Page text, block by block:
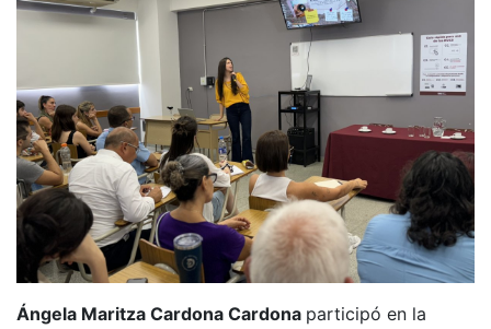
Ángela Maritza Cardona Cardona participó en la